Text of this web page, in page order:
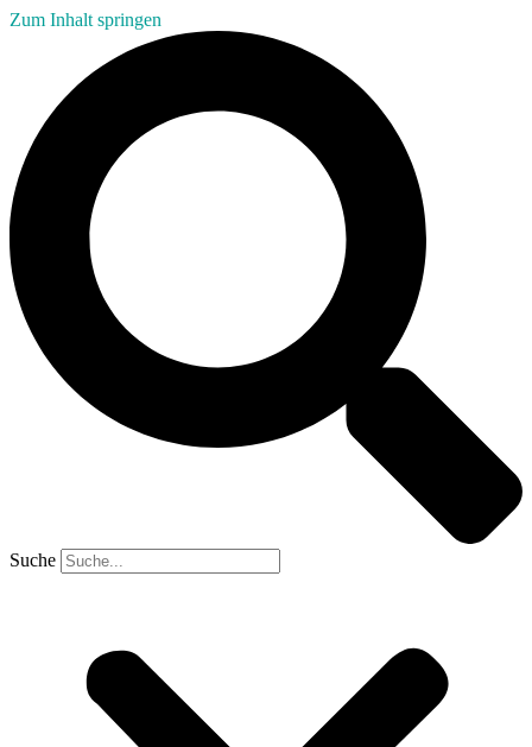
Zum Inhalt springen
Suche